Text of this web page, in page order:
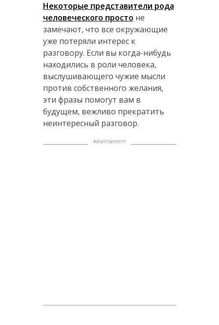
Некоторые представители рода
человеческого просто не
замечают, что все окружающие
уже потеряли интерес к
разговору. Если вы когда-нибудь
находились в роли человека,
выслушивающего чужие мысли
против собственного желания,
эти фразы помогут вам в
будущем, вежливо прекратить
неинтересный разговор.